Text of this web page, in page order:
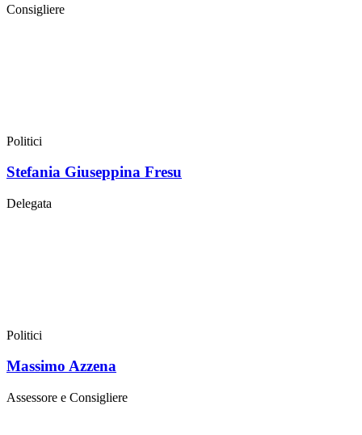
Consigliere
Politici
Stefania Giuseppina Fresu
Delegata
Politici
Massimo Azzena
Assessore e Consigliere